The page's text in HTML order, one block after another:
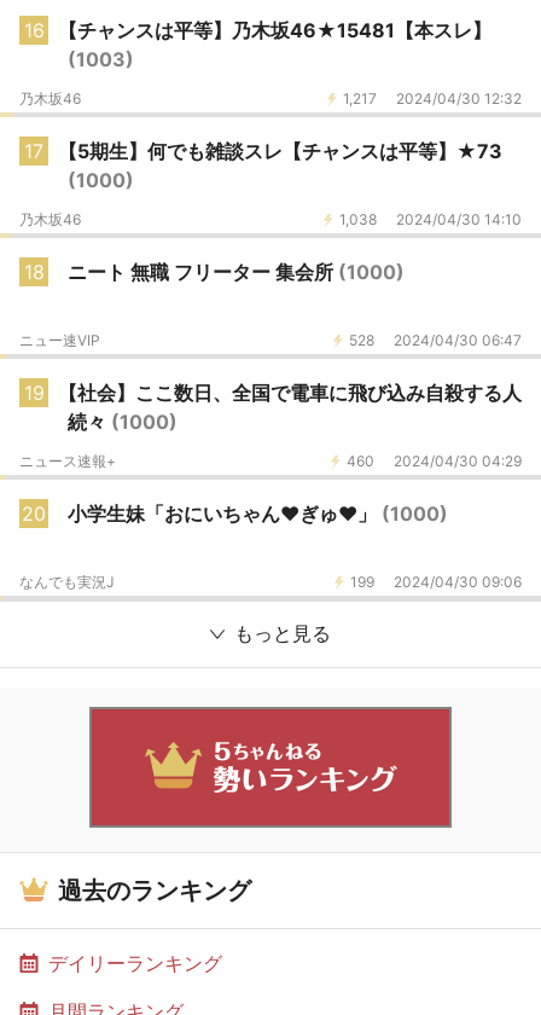
16
【チャンスは平等】乃木坂46★15481【本スレ】
(1003)
1,217 2024/04/30 12:32
乃木坂46
17
【5期生】何でも雑談スレ【チャンスは平等】★73
(1000)
1,038 2024/04/30 14:10
乃木坂46
18 ニート 無職 フリーター 集会所 (1000)
528 2024/04/30 06:47
ニュー速VIP
19
【社会】ここ数日、全国で電車に飛び込み自殺する人
続々 (1000)
460 2024/04/30 04:29
ニュース速報+
20 小学生妹「おにいちゃん♥️ぎゅ♥️」 (1000)
199 2024/04/30 09:06
なんでも実況J
もっと見る
過去のランキング
デイリーランキング